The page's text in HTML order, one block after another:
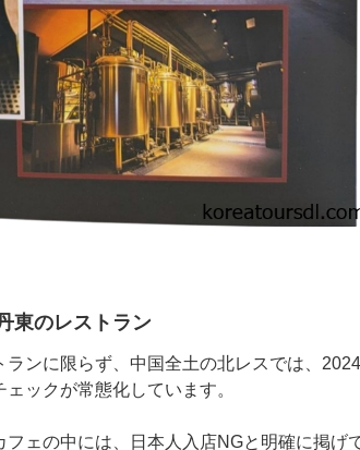
東のレストラン
ンに限らず、中国全土の北レスでは、2024
ックが常態化しています。
ェの中には、日本人入店NGと明確に掲げ